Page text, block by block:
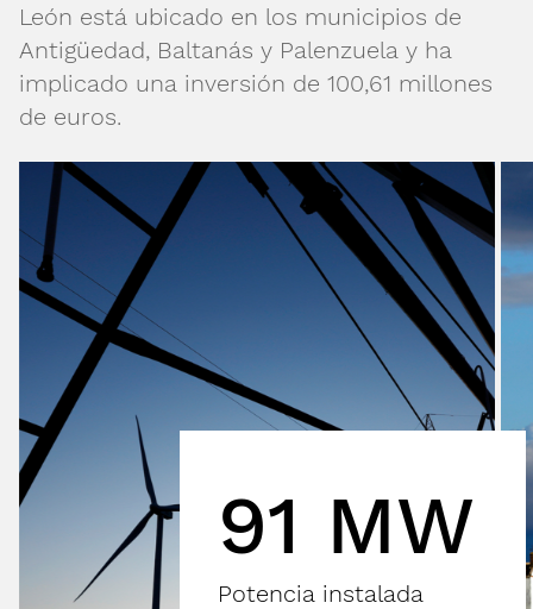
León está ubicado en los municipios de
Antigüedad, Baltanás y Palenzuela y ha
implicado una inversión de 100,61 millones
de euros.
91 MW
Potencia instalada